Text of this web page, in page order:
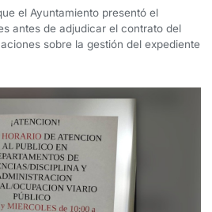
el Ayuntamiento presentó el
antes de adjudicar el contrato del
sobre la gestión del expediente